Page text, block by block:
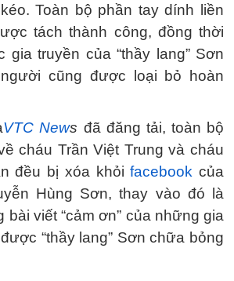
Toàn bộ phần tay dính liền
tách thành công, đồng thời
gia truyền của “thầy lang” Sơn
cũng được loại bỏ hoàn
VTC News đã đăng tải, toàn bộ
cháu Trần Việt Trung và cháu
đều bị xóa khỏifacebook của
Hùng Sơn, thay vào đó là
bài viết “cảm ơn” của những gia
“thầy lang” Sơn chữa bỏng